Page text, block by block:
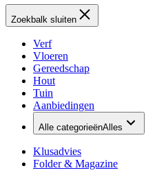
Zoekbalk sluiten
Verf
Vloeren
Gereedschap
Hout
Tuin
Aanbiedingen
Alle categorieënAlles
Klusadvies
Folder & Magazine